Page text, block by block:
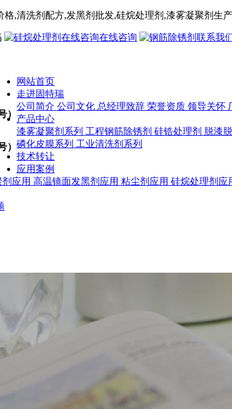
格,清洗剂 配方,发黑剂 批发,硅烷处理剂 ,漆雾凝聚剂 生
在线咨询
）
）
网站首页
走进固特瑞
公司简介 公司文化 总经理致辞 荣誉资质 领导关怀
产品中心
漆雾凝聚剂系列 工程钢筋除锈剂 硅锆处理剂 脱漆
磷化皮膜系列 工业清洗剂系列
技术转让
应用案例
应用 高温镜面发黑剂应用 粘尘剂应用 硅烷处理剂应